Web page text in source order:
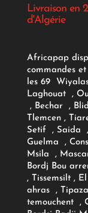
Livraison en
d'Algérie
Africapap
commandes
les 69
Laghouat ,
, Bechar ,
Tlemcen ,
Setif , Saida
Guelma ,
Msila ,
Bordj Bou
, Tissemsilt ,
ahras ,
temouchent ,